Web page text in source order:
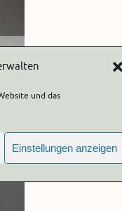
und das
Einstellungen anzeigen